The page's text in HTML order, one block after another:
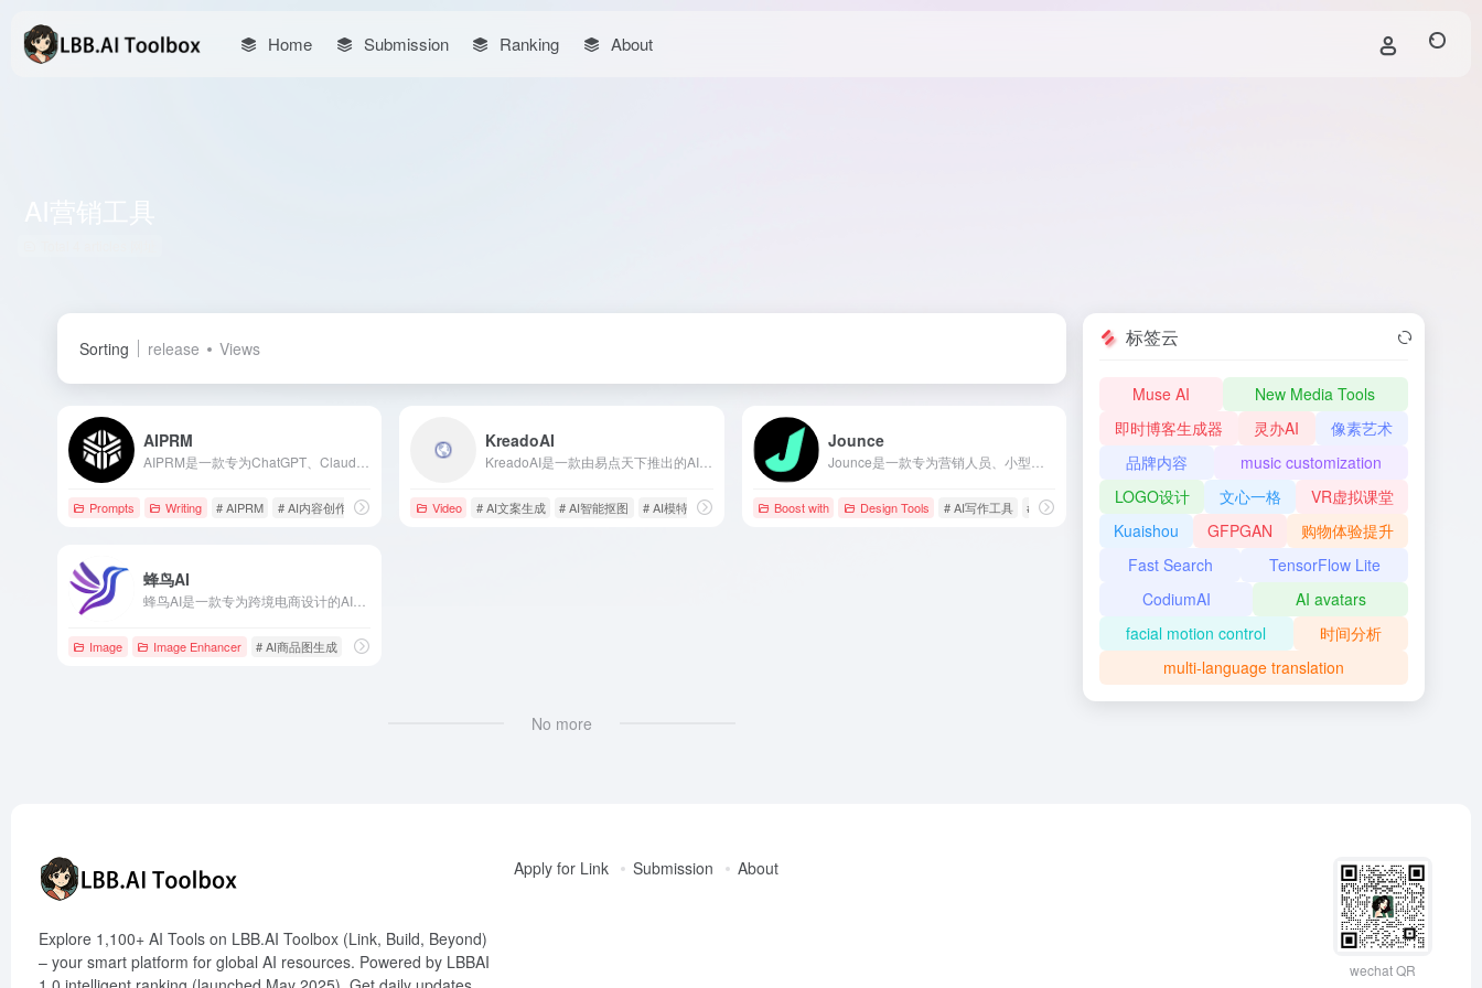
Home Submission Ranking About
Sorting release Views
AIPRM
Prompts Writing # AIPRM # AI内容创作 # AI提示指令
KreadoAI
Video # AI文案生成 # AI智能抠图 # AI模特
Jounce
Boost with Design Tools # AI写作工具 # AI文案生成 # AI艺术创作
蜂鸟AI
Image Image Enhancer # AI商品图生成 # AI图片创作
No more
标签云
Muse AI
New Media Tools
即时博客生成器
灵办AI
像素艺术
品牌内容
music customization
LOGO设计
文心一格
VR虚拟课堂
Kuaishou
GFPGAN
购物体验提升
Fast Search
TensorFlow Lite
CodiumAI
AI avatars
facial motion control
时间分析
multi-language translation
Explore 1,100+ AI Tools on LBB.AI Toolbox (Link, Build, Beyond)
– your smart platform for global AI resources. Powered by LBBAI
Apply for Link Submission About
wechat QR